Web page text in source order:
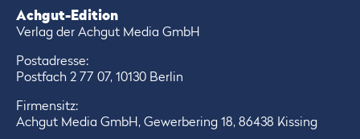
Achgut-Edition
Verlag der Achgut Media GmbH
Postadresse:
Postfach 2 77 07, 10130 Berlin
Firmensitz:
Achgut Media GmbH, Gewerbering 18, 86438 Kissing